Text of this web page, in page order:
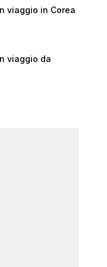
viaggio in Corea
viaggio da